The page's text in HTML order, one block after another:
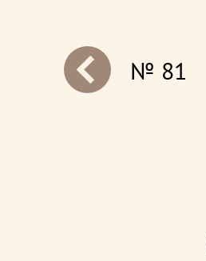
№ 81